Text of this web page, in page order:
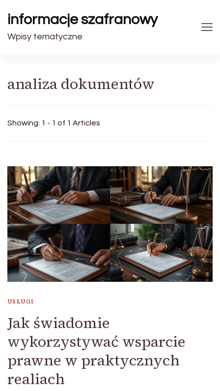
informacje szafranowy
Wpisy tematyczne
analiza dokumentów
Showing: 1 - 1 of 1 Articles
USŁUGI
Jak świadomie
wykorzystywać wsparcie
prawne w praktycznych
realiach